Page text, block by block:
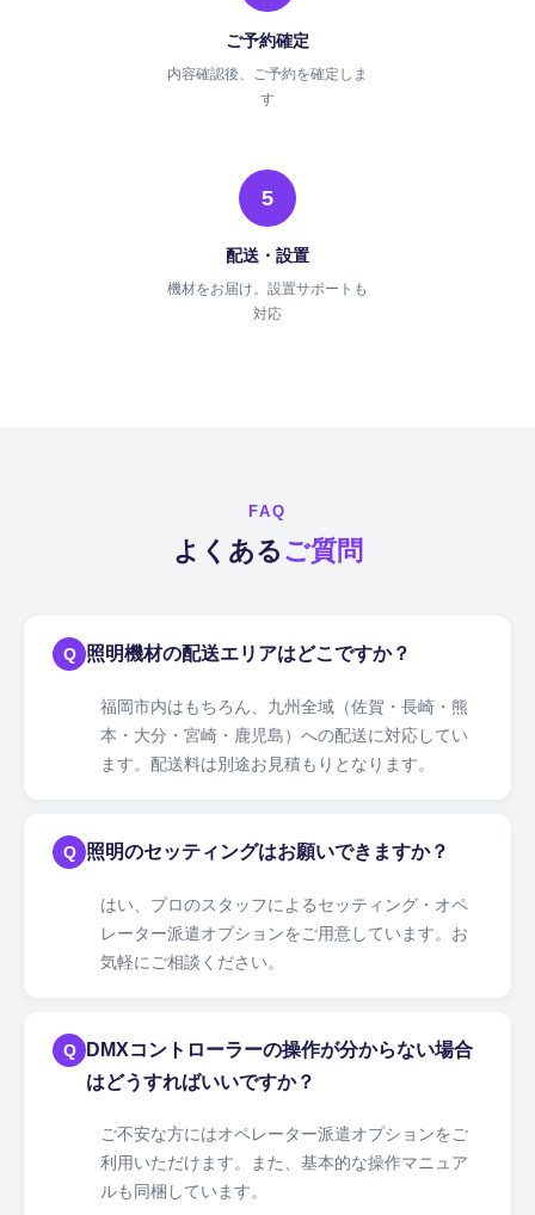
ご予約確定
内容確認後、ご予約を確定しま
す
5
配送・設置
機材をお届け。設置サポートも
対応
FAQ
よくある ご質問
Q 照明機材の配送エリアはどこですか？
福岡市内はもちろん、九州全域（佐賀・長崎・熊
本・大分・宮崎・鹿児島）への配送に対応してい
ます。配送料は別途お見積もりとなります。
Q 照明のセッティングはお願いできますか？
はい、プロのスタッフによるセッティング・オペ
レーター派遣オプションをご用意しています。お
気軽にご相談ください。
Q
DMXコントローラーの操作が分からない場合
はどうすればいいですか？
ご不安な方にはオペレーター派遣オプションをご
利用いただけます。また、基本的な操作マニュア
ルも同梱しています。